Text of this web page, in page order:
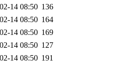
14 08:50 136
14 08:50 164
14 08:50 169
14 08:50 127
14 08:50 191